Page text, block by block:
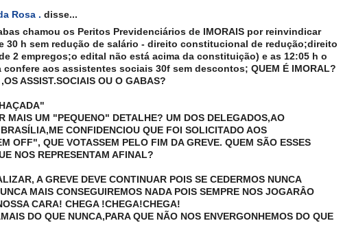
Rosa . disse...
chamou os Peritos Previdenciários de IMORAIS por reinvindicar
30 h sem redução de salário - direito constitucional de redução;direito
2 empregos;o edital não está acima da constituição) e as 12:05 h o
confere aos assistentes sociais 30f sem descontos; QUEM É IMORAL?
ASSIST.SOCIAIS OU O GABAS?
MAIS UM "PEQUENO" DETALHE? UM DOS DELEGADOS,AO
CONFIDENCIOU QUE FOI SOLICITADO AOS
OFF", QUE VOTASSEM PELO FIM DA GREVE. QUEM SÃO ESSES
NOS REPRESENTAM AFINAL?
A GREVE DEVE CONTINUAR POIS SE CEDERMOS NUNCA
MAIS CONSEGUIREMOS NADA POIS SEMPRE NOS JOGARÂO
CARA! CHEGA !CHEGA!CHEGA!
DO QUE NUNCA,PARA QUE NÃO NOS ENVERGONHEMOS DO QUE